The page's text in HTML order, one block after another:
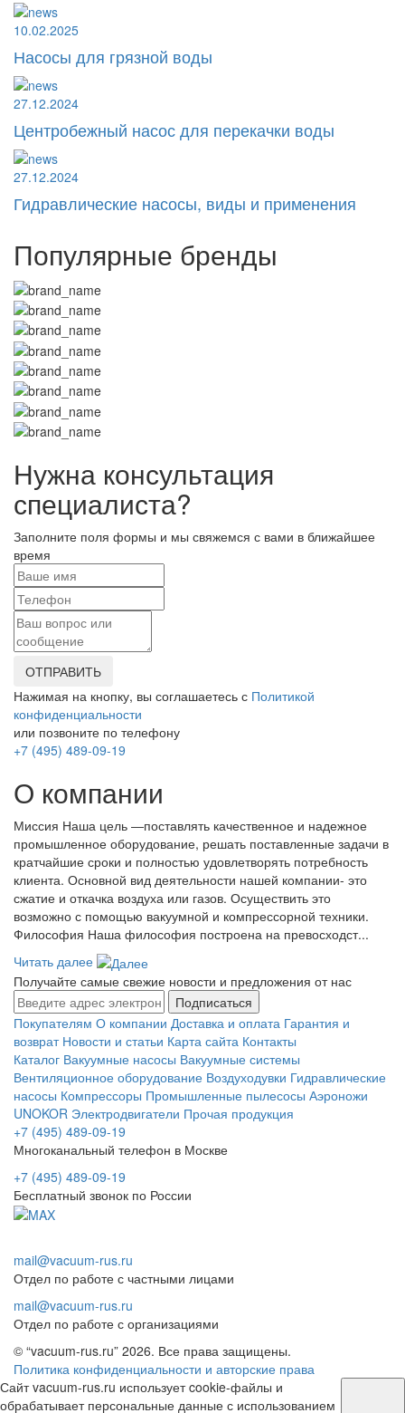
10.02.2025
Насосы для грязной воды
27.12.2024
Центробежный насос для перекачки воды
27.12.2024
Гидравлические насосы, виды и применения
Популярные бренды
Нужна консультация
специалиста?
Заполните поля формы и мы свяжемся с вами в ближайшее
время
ОТПРАВИТЬ
Нажимая на кнопку, вы соглашаетесь с Политикой
конфиденциальности
или позвоните по телефону
+7 (495) 489-09-19
О компании
Миссия Наша цель ―поставлять качественное и надежное
промышленное оборудование, решать поставленные задачи в
кратчайшие сроки и полностью удовлетворять потребность
клиента. Основной вид деятельности нашей компании- это
сжатие и откачка воздуха или газов. Осуществить это
возможно с помощью вакуумной и компрессорной техники.
Философия Наша философия построена на превосходст...
Читать далее
Получайте самые свежие новости и предложения от нас
Подписаться
Покупателям О компании Доставка и оплата Гарантия и
возврат Новости и статьи Карта сайта Контакты
Каталог Вакуумные насосы Вакуумные системы
Вентиляционное оборудование Воздуходувки Гидравлические
насосы Компрессоры Промышленные пылесосы Аэроножи
UNOKOR Электродвигатели Прочая продукция
+7 (495) 489-09-19
Многоканальный телефон в Москве
+7 (495) 489-09-19
Бесплатный звонок по России
mail@vacuum-rus.ru
Отдел по работе с частными лицами
mail@vacuum-rus.ru
Отдел по работе с организациями
© “vacuum-rus.ru” 2026. Все права защищены.
Политика конфиденциальности и авторские права
Сайт vacuum-rus.ru использует cookie-файлы и
обрабатывает персональные данные с использованием